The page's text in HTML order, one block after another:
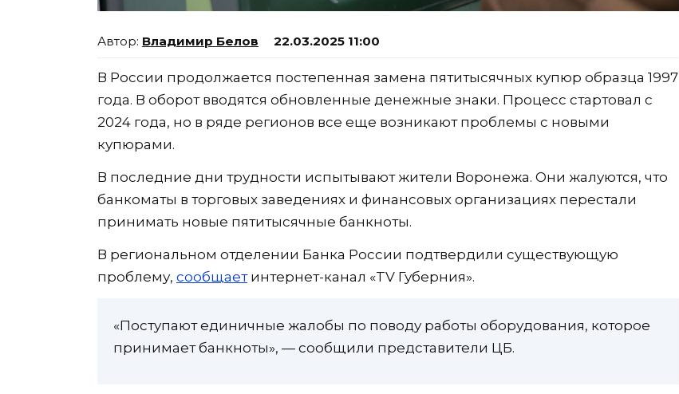
Владимир Белов 22.03.2025 11:00
В России продолжается постепенная замена пятитысячных купюр образца 1997
года. В оборот вводятся обновленные денежные знаки. Процесс стартовал с
2024 года, но в ряде регионов все еще возникают проблемы с новыми
купюрами.
В последние дни трудности испытывают жители Воронежа. Они жалуются, что
банкоматы в торговых заведениях и финансовых организациях перестали
принимать новые пятитысячные банкноты.
В региональном отделении Банка России подтвердили существующую
проблему, сообщаетинтернет-канал «TV Губерния».
«Поступают единичные жалобы по поводу работы оборудования, которое
принимает банкноты», — сообщили представители ЦБ.